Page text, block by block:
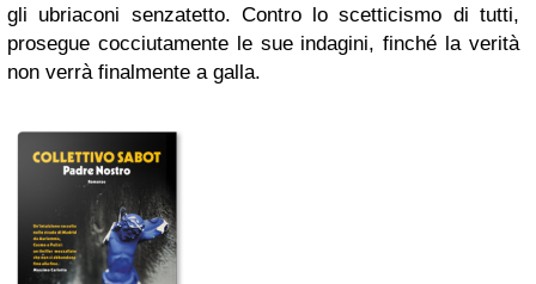
gli ubriaconi senzatetto. Contro lo scetticismo di tutti,
prosegue cocciutamente le sue indagini, finché la verità
non verrà finalmente a galla.